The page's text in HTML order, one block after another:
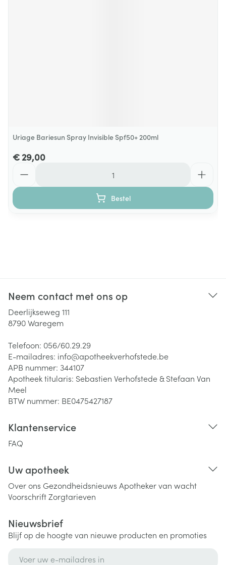
Uriage Bariesun Spray Invisible Spf50+ 200ml
€ 29,00
Bestel
Neem contact met ons op
Deerlijkseweg 111
8790Waregem
Telefoon: 056/60.29.29
E-mailadres: info@apotheekverhofstede.be
APB nummer: 344107
Apotheek titularis: Sebastien Verhofstede & Stefaan Van
Meel
BTW nummer: BE0475427187
Klantenservice
FAQ
Uw apotheek
Over ons Gezondheidsnieuws Apotheker van wacht
VoorschriftZorgtarieven
Nieuwsbrief
Blijf op de hoogte van nieuwe producten en promoties